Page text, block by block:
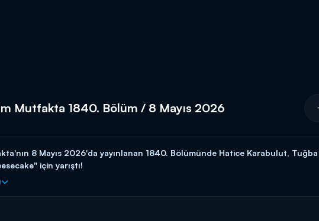
Mutfakta 1840. Bölüm / 8 Mayıs 2026
8 Mayıs 2026'da yayınlanan 1840. Bölümünde Hatice Karabulut,
için yarıştı!